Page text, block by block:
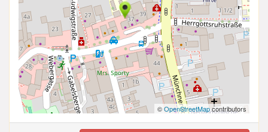
©OpenStreetMapcontributors